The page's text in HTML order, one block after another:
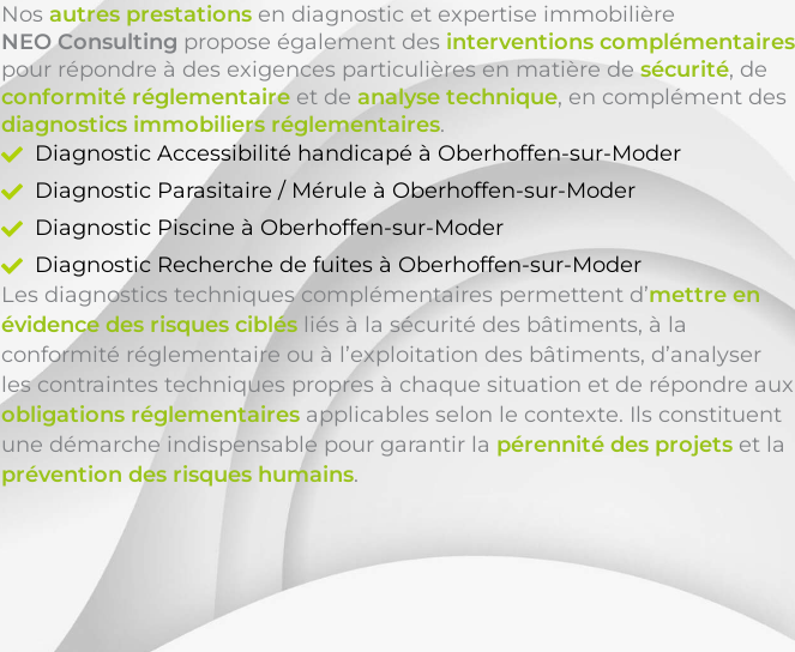
Nos autres prestations en diagnostic et expertise immobilière
NEO Consulting propose également des interventions complémentaires
pour répondre à des exigences particulières en matière de sécurité, de
conformité réglementaire et de analyse technique, en complément des
diagnostics immobiliers réglementaires.
Diagnostic Accessibilité handicapé à Oberhoffen-sur-Moder
Diagnostic Parasitaire / Mérule à Oberhoffen-sur-Moder
Diagnostic Piscine à Oberhoffen-sur-Moder
Diagnostic Recherche de fuites à Oberhoffen-sur-Moder
Les diagnostics techniques complémentaires permettent d’mettre en
évidence des risques ciblés liés à la sécurité des bâtiments, à la
conformité réglementaire ou à l’exploitation des bâtiments, d’analyser
les contraintes techniques propres à chaque situation et de répondre aux
obligations réglementaires applicables selon le contexte. Ils constituent
une démarche indispensable pour garantir la pérennité des projets et la
prévention des risques humains.